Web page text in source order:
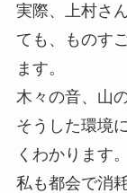
実際、上村さ
ても、ものす
ます。
木々の音、山
そうした環境
くわかります。
私も都会で消